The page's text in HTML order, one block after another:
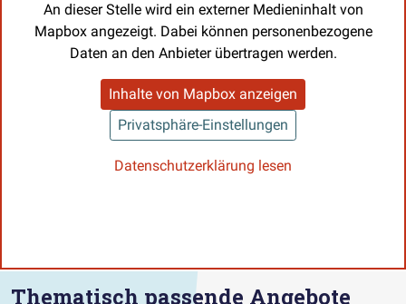
An dieser Stelle wird ein externer Medieninhalt von
Mapbox angezeigt. Dabei können personenbezogene
Daten an den Anbieter übertragen werden.
Inhalte von Mapbox anzeigen
Privatsphäre-Einstellungen
Datenschutzerklärung lesen
Thematisch passende Angebote